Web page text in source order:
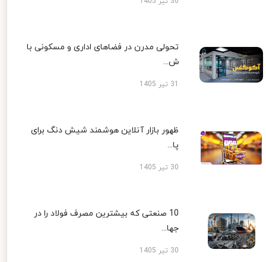
تحولی مدرن در فضاهای اداری و مسکونی با
ش...
ظهور بازار آنلاین هوشمند شیش دنگ برای
پا...
30 تیر 1405
10 صنعتی که بیشترین مصرف فولاد را در
جها...
30 تیر 1405